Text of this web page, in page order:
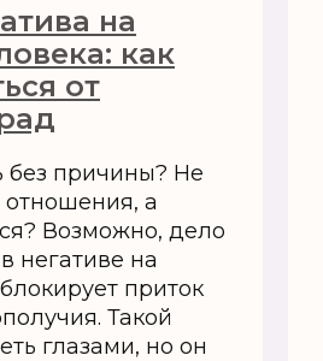
на
как
от
без причины? Не
а
Возможно, дело
негативе на
приток
Такой
глазами, но он